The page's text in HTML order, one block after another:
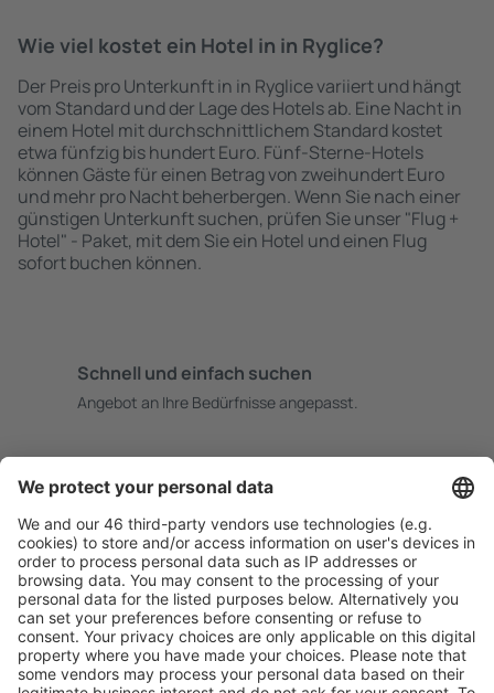
Wie viel kostet ein Hotel in in Ryglice?
Der Preis pro Unterkunft in in Ryglice variiert und hängt
vom Standard und der Lage des Hotels ab. Eine Nacht in
einem Hotel mit durchschnittlichem Standard kostet
etwa fünfzig bis hundert Euro. Fünf-Sterne-Hotels
können Gäste für einen Betrag von zweihundert Euro
und mehr pro Nacht beherbergen. Wenn Sie nach einer
günstigen Unterkunft suchen, prüfen Sie unser "Flug +
Hotel" - Paket, mit dem Sie ein Hotel und einen Flug
sofort buchen können.
Schnell und einfach suchen
Angebot an Ihre Bedürfnisse angepasst.
Buchen ohne Sorgen mit einer kostenlosen
Stornierungsoption.
Mehr sparen
Attraktive Preise und Spezialangebote für eingeloggte
Benutzer.
Unterkünfte, die Sie mögen